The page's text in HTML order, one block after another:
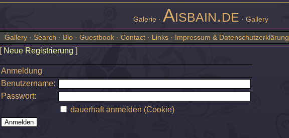
Galerie · Aisbain.de · Gallery
Gallery · Search · Bio · Guestbook · Contact · Links · Impressum & Datenschutzerklärung
[ Neue Registrierung ]
Anmeldung
Benutzername:
Passwort:
dauerhaft anmelden (Cookie)